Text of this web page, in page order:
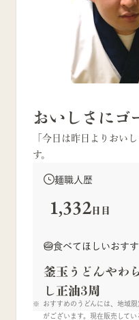
おいしさにゴ
「今日は昨日よりおい
す。
麺職人歴
1,332 日目
食べてほしいおす
釜玉うどんやわ
し正油3周
おすすめのうどんには、地域
がございます。現在販売して